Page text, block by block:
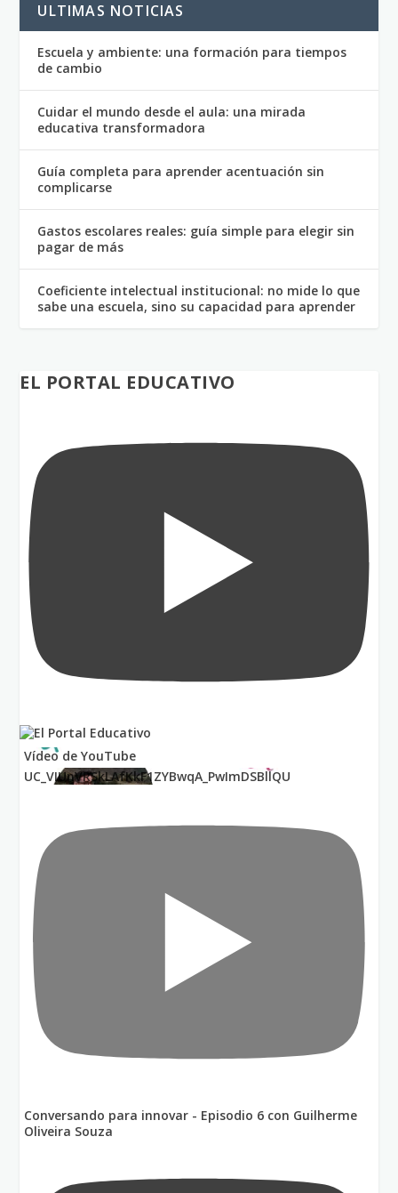
ULTIMAS NOTICIAS
Escuela y ambiente: una formación para tiempos
de cambio
Cuidar el mundo desde el aula: una mirada
educativa transformadora
Guía completa para aprender acentuación sin
complicarse
Gastos escolares reales: guía simple para elegir sin
pagar de más
Coeficiente intelectual institucional: no mide lo que
sabe una escuela, sino su capacidad para aprender
EL PORTAL EDUCATIVO
Vídeo de YouTube
UC_VIUnVRSkLAfKkF1ZYBwqA_PwImDSBllQU
Conversando para innovar - Episodio 6 con Guilherme
Oliveira Souza